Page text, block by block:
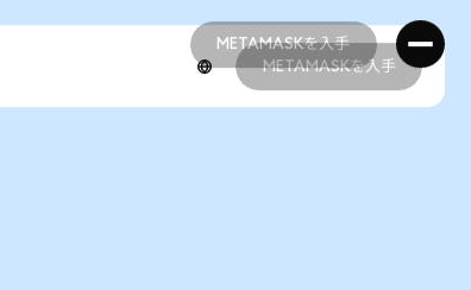
METAMASKを入手
METAMASKを入手
METAMASKを入手